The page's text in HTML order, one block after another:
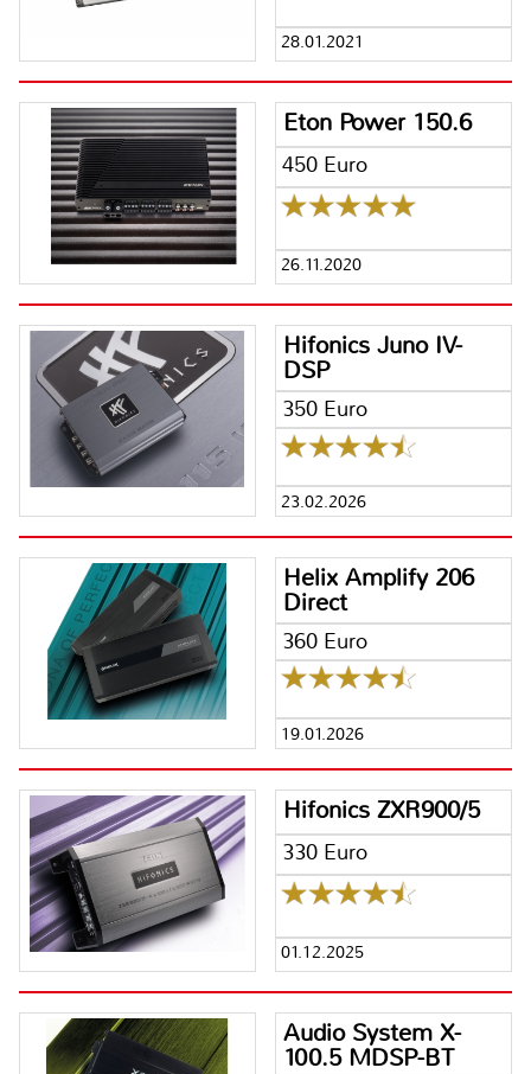
28.01.2021
Eton Power 150.6
450 Euro
26.11.2020
Hifonics Juno IV-
DSP
350 Euro
23.02.2026
Helix Amplify 206
Direct
360 Euro
19.01.2026
Hifonics ZXR900/5
330 Euro
01.12.2025
Audio System X-
100.5 MDSP-BT